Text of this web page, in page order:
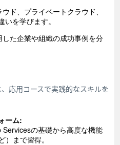
ド、プライベートクラウド、
を学びます。
した企業や組織の成功事例を分
応用コースで実践的なスキルを
ーム:
Servicesの基礎から高度な機能
）まで習得。